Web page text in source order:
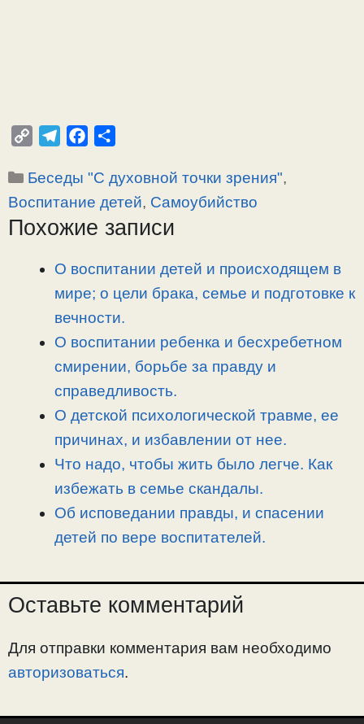
p
y
L
l
e
g
a
c
e
b
п
р
а
ь
Рубрики
Беседы "С духовной точки зрения",
Воспитание детей, Самоубийство
Похожие записи
О воспитании детей и происходящем в
мире; о цели брака, семье и подготовке к
вечности.
О воспитании ребенка и бесхребетном
смирении, борьбе за правду и
справедливость.
О детской психологической травме, ее
причинах, и избавлении от нее.
Что надо, чтобы жить было легче. Как
избежать в семье скандалы.
Об исповедании правды, и спасении
детей по вере воспитателей.
Оставьте комментарий
Для отправки комментария вам необходимо
авторизоваться.